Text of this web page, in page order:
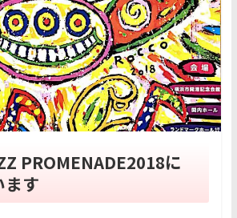
PROMENADE2018に
ます